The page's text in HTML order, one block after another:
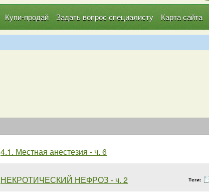
Купи-продай Задать вопрос специалисту Карта сайта
4.1. Местная анестезия - ч. 6
НЕКРОТИЧЕСКИЙ НЕФРОЗ - ч. 2 Теги: